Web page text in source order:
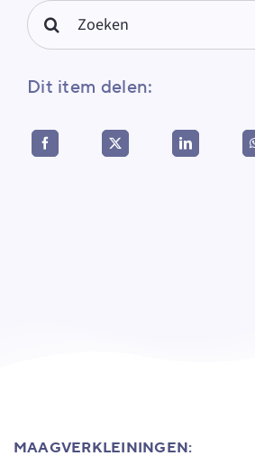
Search
for:
Dit item delen:
MAAGVERKLEININGEN: